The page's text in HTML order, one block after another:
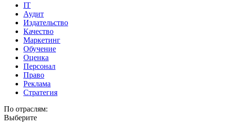
IT
Аудит
Издательство
Качество
Маркетинг
Обучение
Оценка
Персонал
Право
Реклама
Стратегия
По отраслям:
Выберите